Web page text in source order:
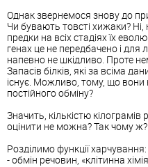
Однак звернемося знову до
Чи бувають товсті хижаки?
предки на всіх стадіях їх
генах це не передбачено і
напевно не шкідливо. Проте
Запасів білків, які за всіма
існує. Можливо, тому, що вони
постійного обміну?
Значить, кількістю
оцінити не можна? Так чому ж?
Розділимо функції
- обмін речовин, «клітинна